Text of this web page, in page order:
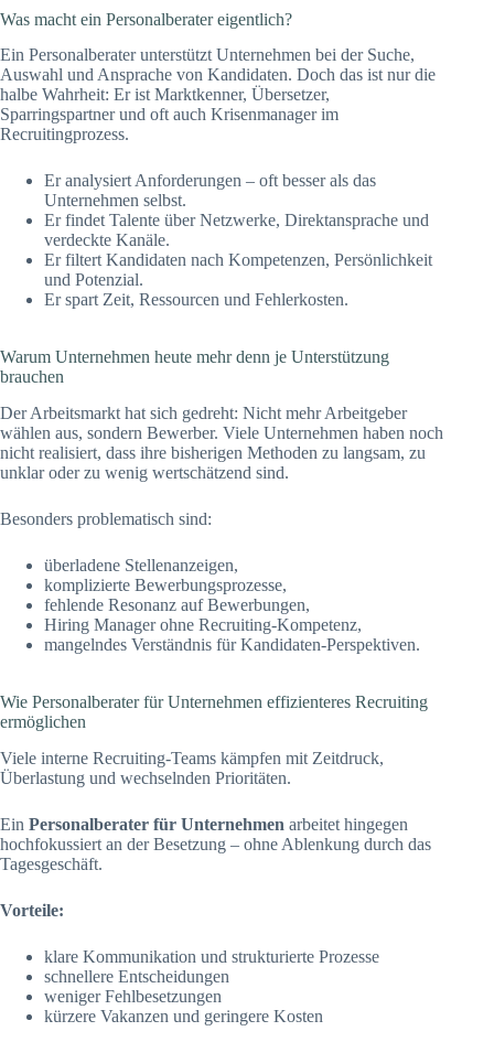
Was macht ein Personalberater eigentlich?
Ein Personalberater unterstützt Unternehmen bei der Suche,
Auswahl und Ansprache von Kandidaten. Doch das ist nur die
halbe Wahrheit: Er ist Marktkenner, Übersetzer,
Sparringspartner und oft auch Krisenmanager im
Recruitingprozess.
Er analysiert Anforderungen – oft besser als das
Unternehmen selbst.
Er findet Talente über Netzwerke, Direktansprache und
verdeckte Kanäle.
Er filtert Kandidaten nach Kompetenzen, Persönlichkeit
und Potenzial.
Er spart Zeit, Ressourcen und Fehlerkosten.
Warum Unternehmen heute mehr denn je Unterstützung
brauchen
Der Arbeitsmarkt hat sich gedreht: Nicht mehr Arbeitgeber
wählen aus, sondern Bewerber. Viele Unternehmen haben noch
nicht realisiert, dass ihre bisherigen Methoden zu langsam, zu
unklar oder zu wenig wertschätzend sind.
Besonders problematisch sind:
überladene Stellenanzeigen,
komplizierte Bewerbungsprozesse,
fehlende Resonanz auf Bewerbungen,
Hiring Manager ohne Recruiting-Kompetenz,
mangelndes Verständnis für Kandidaten-Perspektiven.
Wie Personalberater für Unternehmen effizienteres Recruiting
ermöglichen
Viele interne Recruiting-Teams kämpfen mit Zeitdruck,
Überlastung und wechselnden Prioritäten.
Ein Personalberater für Unternehmen arbeitet hingegen
hochfokussiert an der Besetzung – ohne Ablenkung durch das
Tagesgeschäft.
Vorteile:
klare Kommunikation und strukturierte Prozesse
schnellere Entscheidungen
weniger Fehlbesetzungen
kürzere Vakanzen und geringere Kosten